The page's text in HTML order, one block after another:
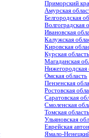
Приморский
Амурская
Белгородская
Волгоградская
Ивановская
Калужская
Кировская
Курская
Магаданская
Нижегородская
Омская область
Пензенская
Ростовская
Саратовская
Смоленская
Томская
Ульяновская
Еврейская
Ямало-